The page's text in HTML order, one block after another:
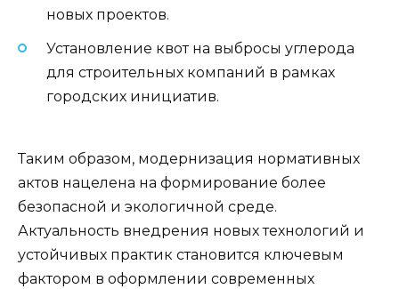
новых проектов.
Установление квот на выбросы углерода
для строительных компаний в рамках
городских инициатив.
Таким образом, модернизация нормативных
актов нацелена на формирование более
безопасной и экологичной среде.
Актуальность внедрения новых технологий и
устойчивых практик становится ключевым
фактором в оформлении современных